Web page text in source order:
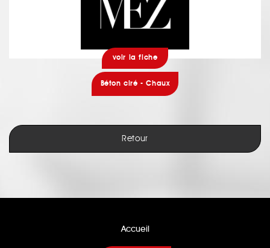
voir la fiche
Béton ciré - Chaux
Retour
Accueil